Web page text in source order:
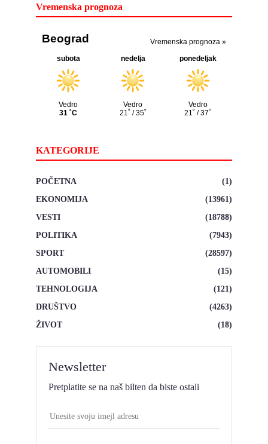
Vremenska prognoza
KATEGORIJE
POČETNA
(1)
EKONOMIJA
(13961)
VESTI
(18788)
POLITIKA
(7943)
SPORT
(28597)
AUTOMOBILI
(15)
TEHNOLOGIJA
(121)
DRUŠTVO
(4263)
ŽIVOT
(18)
Newsletter
Pretplatite se na naš bilten da biste ostali